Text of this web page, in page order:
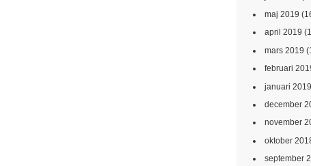
maj 2019
april 2019
mars 2019
februari
januari 2019
december
november
oktober
september